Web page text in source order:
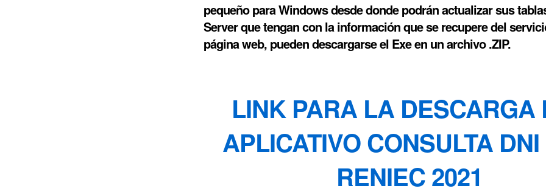
pequeño para Windows desde donde podrán actualizar sus
Server que tengan con la información que se recupere del
página web, pueden descargarse el Exe en un archivo .ZIP.
LINK PARA LA DESCARGA
APLICATIVO CONSULTA
RENIEC 2021